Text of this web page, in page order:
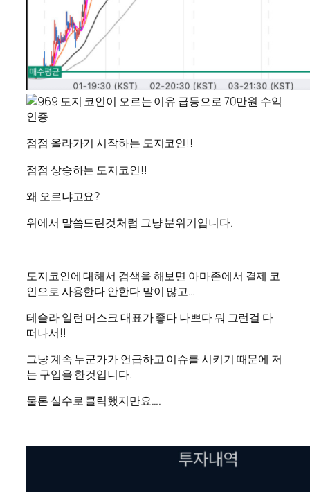
점점 올라가기 시작하는 도지코인!!
점점 상승하는 도지코인!!
왜 오르냐고요?
위에서 말씀드린것처럼 그냥 분위기입니다.
도지코인에 대해서 검색을 해보면 아마존에서 결제 코
인으로 사용한다 안한다 말이 많고…
테슬라 일런 머스크 대표가 좋다 나쁘다 뭐 그런걸 다
떠나서!!
그냥 계속 누군가가 언급하고 이슈를 시키기 때문에 저
는 구입을 한것입니다.
물론 실수로 클릭했지만요….